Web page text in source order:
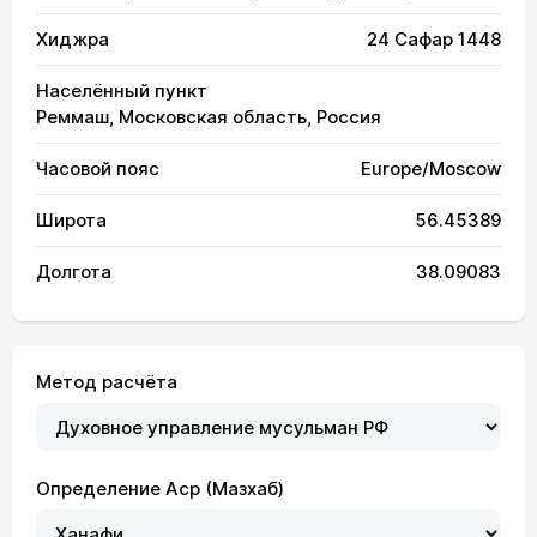
Хиджра 24 Сафар 1448
Населённый пункт
Реммаш, Московская область, Россия
Часовой пояс Europe/Moscow
Широта 56.45389
Долгота 38.09083
Метод расчёта
Определение Аср (Мазхаб)